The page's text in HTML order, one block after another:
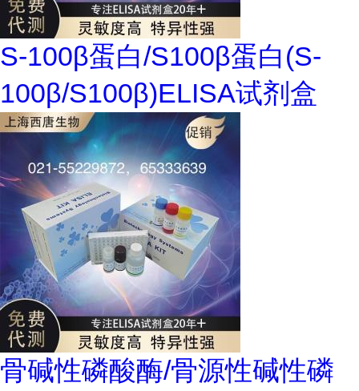
S-100β蛋白/S100β蛋白(S-
100β/S100β)ELISA试剂盒
骨碱性磷酸酶/骨源性碱性磷